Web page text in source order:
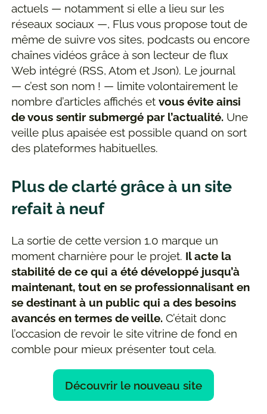
actuels — notamment si elle a lieu sur les
réseaux sociaux —, Flus vous propose tout de
même de suivre vos sites, podcasts ou encore
chaînes vidéos grâce à son lecteur de flux
Web intégré (RSS, Atom et Json). Le journal
— c’est son nom ! — limite volontairement le
nombre d’articles affichés etvous évite ainsi
de vous sentir submergé par l’actualité. Une
veille plus apaisée est possible quand on sort
des plateformes habituelles.
Plus de clarté grâce à un site
refait à neuf
La sortie de cette version 1.0 marque un
moment charnière pour le projet. Il acte la
stabilité de ce qui a été développé jusqu’à
maintenant, tout en se professionnalisant en
se destinant à un public qui a des besoins
avancés en termes de veille. C’était donc
l’occasion de revoir le site vitrine de fond en
comble pour mieux présenter tout cela.
Découvrir le nouveau site